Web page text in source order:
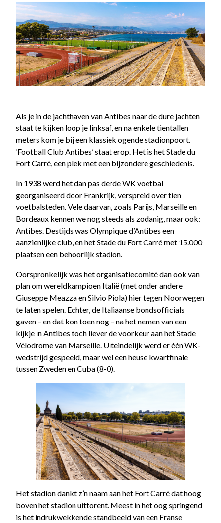
Als je in de jachthaven van Antibes naar de dure jachten
staat te kijken loop je linksaf, en na enkele tientallen
meters kom je bij een klassiek ogende stadionpoort.
‘Football Club Antibes’ staat erop. Het is het Stade du
Fort Carré, een plek met een bijzondere geschiedenis.
In 1938 werd het dan pas derde WK voetbal
georganiseerd door Frankrijk, verspreid over tien
voetbalsteden. Vele daarvan, zoals Parijs, Marseille en
Bordeaux kennen we nog steeds als zodanig, maar ook:
Antibes. Destijds was Olympique d’Antibes een
aanzienlijke club, en het Stade du Fort Carré met 15.000
plaatsen een behoorlijk stadion.
Oorspronkelijk was het organisatiecomité dan ook van
plan om wereldkampioen Italië (met onder andere
Giuseppe Meazza en Silvio Piola) hier tegen Noorwegen
te laten spelen. Echter, de Italiaanse bondsofficials
gaven – en dat kon toen nog – na het nemen van een
kijkje in Antibes toch liever de voorkeur aan het Stade
Vélodrome van Marseille. Uiteindelijk werd er één WK-
wedstrijd gespeeld, maar wel een heuse kwartfinale
tussen Zweden en Cuba (8-0).
Het stadion dankt z’n naam aan het Fort Carré dat hoog
boven het stadion uittorent. Meest in het oog springend
is het indrukwekkende standbeeld van een Franse